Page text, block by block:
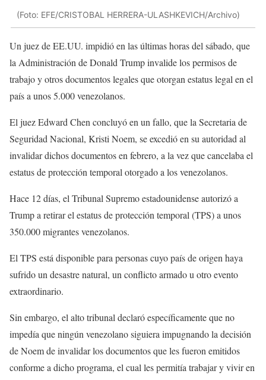
(Foto: EFE/CRISTOBAL HERRERA-ULASHKEVICH/Archivo)
Un juez de EE.UU. impidió en las últimas horas del sábado, que
la Administración de Donald Trump invalide los permisos de
trabajo y otros documentos legales que otorgan estatus legal en el
país a unos 5.000 venezolanos.
El juez Edward Chen concluyó en un fallo, que la Secretaria de
Seguridad Nacional, Kristi Noem, se excedió en su autoridad al
invalidar dichos documentos en febrero, a la vez que cancelaba el
estatus de protección temporal otorgado a los venezolanos.
Hace 12 días, el Tribunal Supremo estadounidense autorizó a
Trump a retirar el estatus de protección temporal (TPS) a unos
350.000 migrantes venezolanos.
El TPS está disponible para personas cuyo país de origen haya
sufrido un desastre natural, un conflicto armado u otro evento
extraordinario.
Sin embargo, el alto tribunal declaró específicamente que no
impedía que ningún venezolano siguiera impugnando la decisión
de Noem de invalidar los documentos que les fueron emitidos
conforme a dicho programa, el cual les permitía trabajar y vivir en